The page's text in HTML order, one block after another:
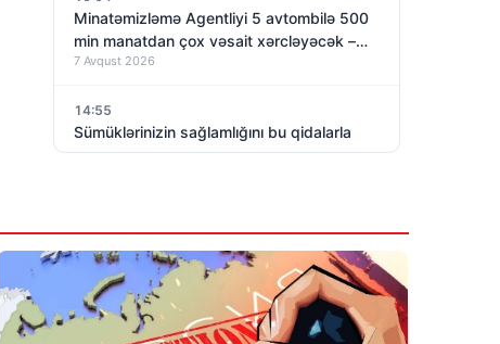
Minatəmizləmə Agentliyi 5 avtombilə 500
min manatdan çox vəsait xərcləyəcək –
TENDER
7 Avqust 2026
14:55
Sümüklərinizin sağlamlığını bu qidalarla
qoruyun
temperaturu açıqlandı
7 Avqust 2026